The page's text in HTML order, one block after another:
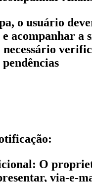
o usuário
acompanhar a
necessário
O
via-e-